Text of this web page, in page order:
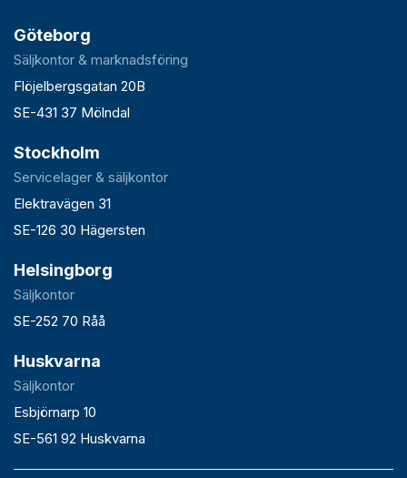
Göteborg
Säljkontor & marknadsföring
Flöjelbergsgatan 20B
SE-431 37 Mölndal
Stockholm
Servicelager & säljkontor
Elektravägen 31
SE-126 30 Hägersten
Helsingborg
Säljkontor
SE-252 70 Råå
Huskvarna
Säljkontor
Esbjörnarp 10
SE-561 92 Huskvarna